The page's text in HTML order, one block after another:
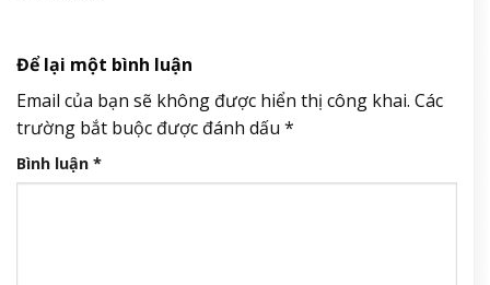
Để lại một bình luận
Email của bạn sẽ không được hiển thị công khai. Các
trường bắt buộc được đánh dấu *
Bình luận *